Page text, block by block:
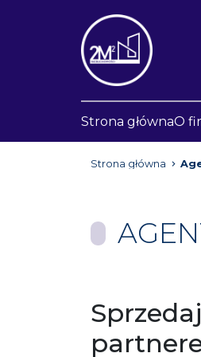
Strona głównaO
Strona główna